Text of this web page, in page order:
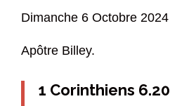
Dimanche 6 Octobre 2024
Apôtre Billey.
1 Corinthiens 6.20